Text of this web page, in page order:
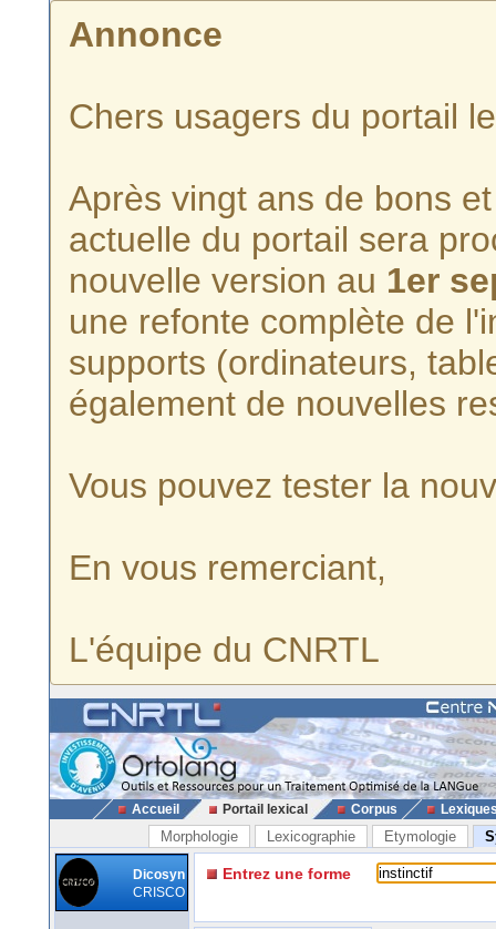
Annonce
Chers usagers du portail
Après vingt ans de bons
actuelle du portail sera
nouvelle version au 1er
une refonte complète de
supports (ordinateurs,
également de nouvelles
Vous pouvez tester la
En vous remerciant,
L'équipe du CNRTL
Accueil Portail lexical Corpus
Morphologie Lexicographie Etymologie
Dicosyn
CRISCO
Entrez une forme